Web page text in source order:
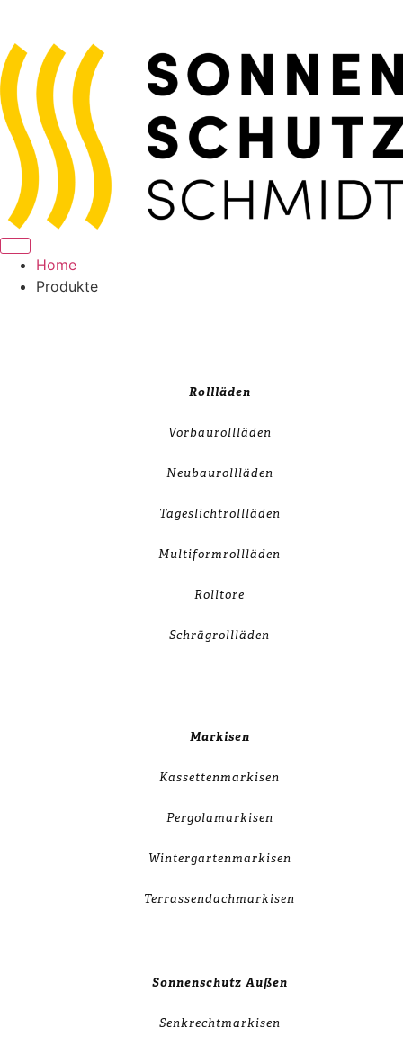
Home
Produkte
Rollläden
Vorbaurollläden
Neubaurollläden
Tageslichtrollläden
Multiformrollläden
Rolltore
Schrägrollläden
Markisen
Kassettenmarkisen
Pergolamarkisen
Wintergartenmarkisen
Terrassendachmarkisen
Sonnenschutz Außen
Senkrechtmarkisen